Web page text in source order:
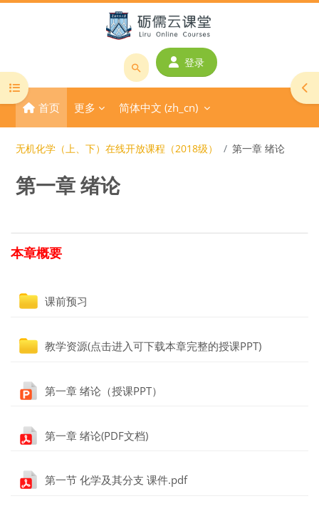
搜
课
程
或
登录
首页 更多 简体中文 ‎(zh_cn)‎
打开课程索引 打
无机化学（上、下）在线开放课程（2018级） 第一章 绪论
第一章 绪论
版块
章节大纲
本章概要
课前预习
教学资源(点击进入可下载本章完整的授课PPT)文件夹
第一章 绪论（授课PPT）
第一章 绪论(PDF文档)
第一节 化学及其分支 课件.pdf